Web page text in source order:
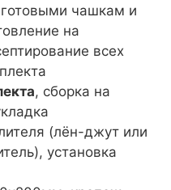
готовыми чашкам и
на
всех
, сборка на
(лён-джут или
установка